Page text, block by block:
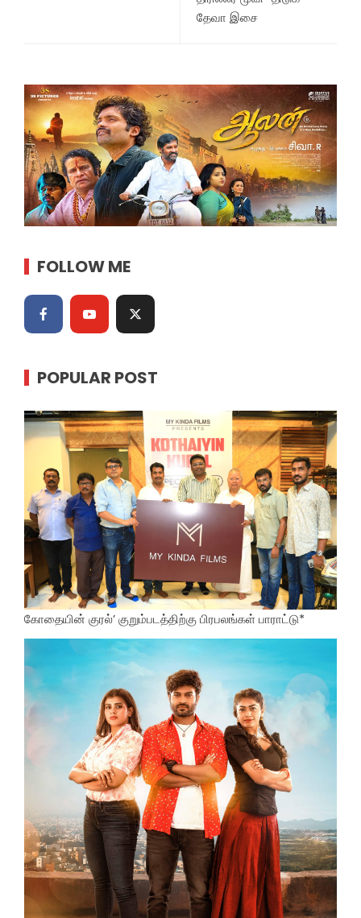
தேவா இசை
FOLLOW ME
POPULAR POST
கோதையின் குரல்’ குறும்படத்திற்கு பிரபலங்கள் பாராட்டு*